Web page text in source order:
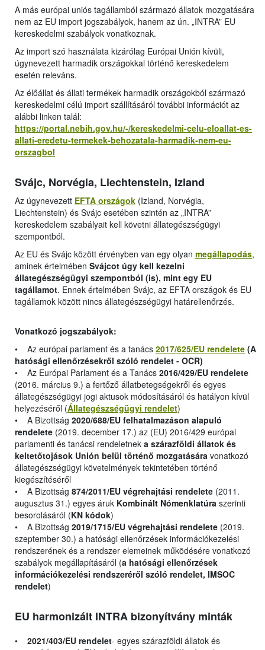
A más európai uniós tagállamból származó állatok mozgatására
nem az EU import jogszabályok, hanem az ún. „INTRA” EU
kereskedelmi szabályok vonatkoznak.
Az import szó használata kizárólag Európai Unión kívüli,
úgynevezett harmadik országokkal történő kereskedelem
esetén releváns.
Az élőállat és állati termékek harmadik országokból származó
kereskedelmi célú import szállításáról további információt az
alábbi linken talál:
https://portal.nebih.gov.hu/-/kereskedelmi-celu-eloallat-es-
allati-eredetu-termekek-behozatala-harmadik-nem-eu-
orszagbol
Svájc, Norvégia, Liechtenstein, Izland
Az úgynevezett EFTA országok (Izland, Norvégia,
Liechtenstein) és Svájc esetében szintén az „INTRA”
kereskedelem szabályait kell követni állategészségügyi
szempontból.
Az EU és Svájc között érvényben van egy olyan megállapodás,
aminek értelmében Svájcot úgy kell kezelni
állategészségügyi szempontból (is), mint egy EU
tagállamot. Ennek értelmében Svájc, az EFTA országok és EU
tagállamok között nincs állategészségügyi határellenőrzés.
Vonatkozó jogszabályok:
• Az európai parlament és a tanács 2017/625/EU rendelete (A
hatósági ellenőrzésekről szóló rendelet - OCR)
• Az Európai Parlament és a Tanács 2016/429/EU rendelete
(2016. március 9.) a fertőző állatbetegségekről és egyes
állategészségügyi jogi aktusok módosításáról és hatályon kívül
helyezéséről (Állategészségügyi rendelet)
• A Bizottság 2020/688/EU felhatalmazáson alapuló
rendelete (2019. december 17.) az (EU) 2016/429 európai
parlamenti és tanácsi rendeletnek a szárazföldi állatok és
keltetőtojások Unión belül történő mozgatására vonatkozó
állategészségügyi követelmények tekintetében történő
kiegészítéséről
• A Bizottság 874/2011/EU végrehajtási rendelete (2011.
augusztus 31.) egyes áruk Kombinált Nómenklatúra szerinti
besorolásáról (KN kódok)
• A Bizottság 2019/1715/EU végrehajtási rendelete (2019.
szeptember 30.) a hatósági ellenőrzések információkezelési
rendszerének és a rendszer elemeinek működésére vonatkozó
szabályok megállapításáról (a hatósági ellenőrzések
információkezelési rendszeréről szóló rendelet, IMSOC
rendelet)
EU harmonizált INTRA bizonyítvány minták
• 2021/403/EU rendelet- egyes szárazföldi állatok és